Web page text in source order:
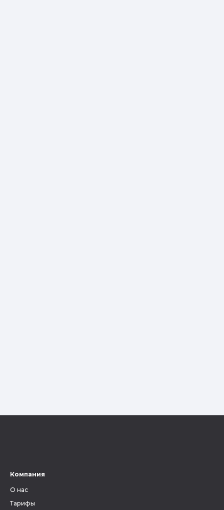
Компания
О нас
Тарифы